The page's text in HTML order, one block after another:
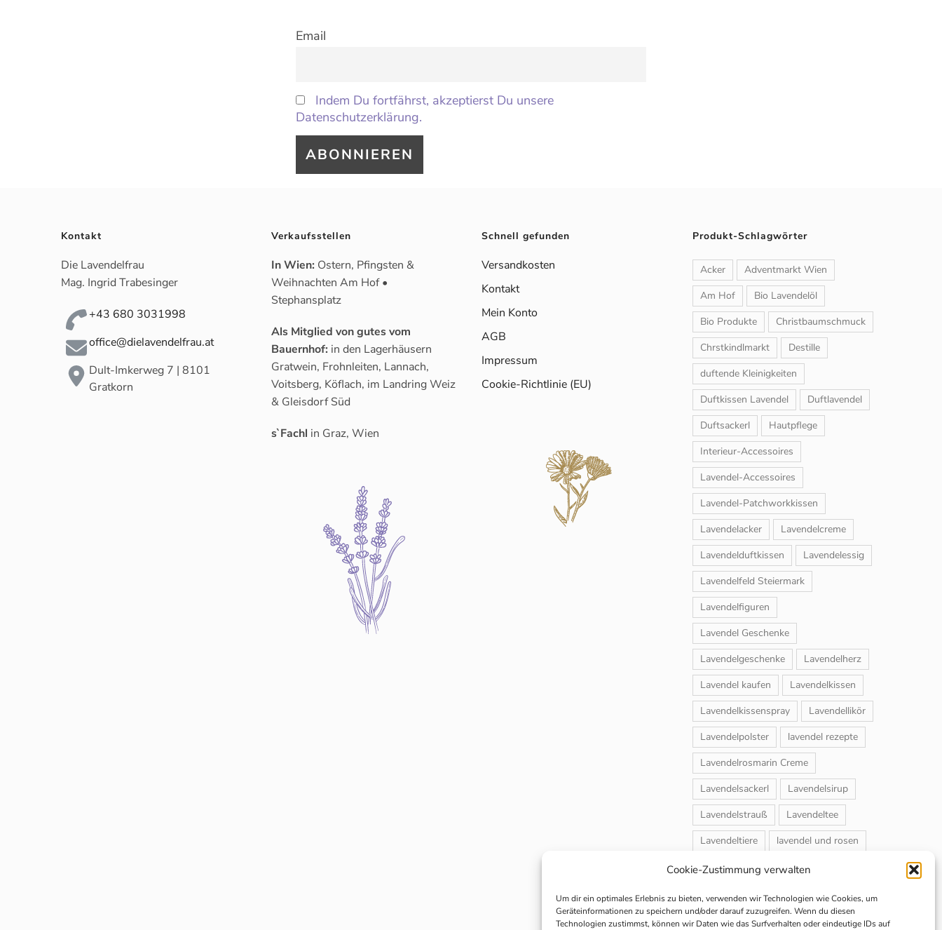
Cookie-Zustimmung verwalten
Um dir ein optimales Erlebnis zu bieten, verwenden wir Technologien wie Cookies, um
Geräteinformationen zu speichern und/oder darauf zuzugreifen. Wenn du diesen
Technologien zustimmst, können wir Daten wie das Surfverhalten oder eindeutige IDs auf
Email
Indem Du fortfährst, akzeptierst Du unsere
Datenschutzerklärung.
Kontakt
Die Lavendelfrau
Mag. Ingrid Trabesinger
+43 680 3031998
office@dielavendelfrau.at
Dult-Imkerweg 7 | 8101
Gratkorn
Verkaufsstellen
In Wien: Ostern, Pfingsten &
Weihnachten Am Hof •
Stephansplatz
Als Mitglied von gutes vom
Bauernhof: in den Lagerhäusern
Gratwein, Frohnleiten, Lannach,
Voitsberg, Köflach, im Landring Weiz
& Gleisdorf Süd
s`Fachl in Graz, Wien
Schnell gefunden
Versandkosten
Kontakt
Mein Konto
AGB
Impressum
Cookie-Richtlinie (EU)
Produkt-Schlagwörter
Acker
Adventmarkt Wien
Am Hof
Bio Lavendelöl
Bio Produkte
Christbaumschmuck
Chrstkindlmarkt
Destille
duftende Kleinigkeiten
Duftkissen Lavendel
Duftlavendel
Duftsackerl
Hautpflege
Interieur-Accessoires
Lavendel-Accessoires
Lavendel-Patchworkkissen
Lavendelacker
Lavendelcreme
Lavendelduftkissen
Lavendelessig
Lavendelfeld Steiermark
Lavendelfiguren
Lavendel Geschenke
Lavendelgeschenke
Lavendelherz
Lavendel kaufen
Lavendelkissen
Lavendelkissenspray
Lavendellikör
Lavendelpolster
lavendel rezepte
Lavendelrosmarin Creme
Lavendelsackerl
Lavendelsirup
Lavendelstrauß
Lavendeltee
Lavendeltiere
lavendel und rosen
Magnet-Duftsackerl
Naturheilmittel
Naturkosmetik
Schuhbedufter
Speiselavendel
Strauchschnitt